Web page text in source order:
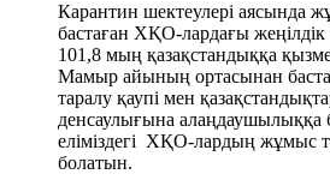
Карантин шектеулері аясында
бастаған ХҚО-лардағы жеңілдік
101,8 мың қазақстандыққа
Мамыр айының ортасынан
таралу қаупі мен
денсаулығына алаңдаушылыққа
еліміздегі ХҚО-лардың жұмыс
болатын.